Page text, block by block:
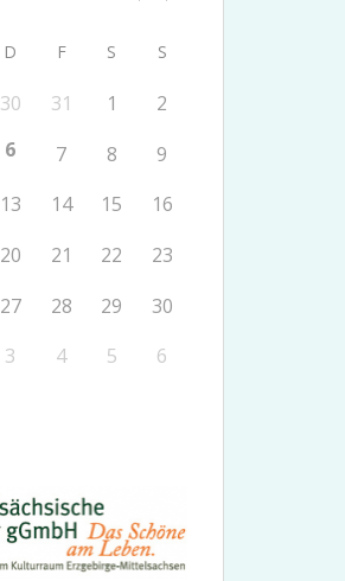
D F S S
30 31 1
2
6 7 8
9
13 14 15
16
20 21 22
23
27 28 29
30
3 4 5 6